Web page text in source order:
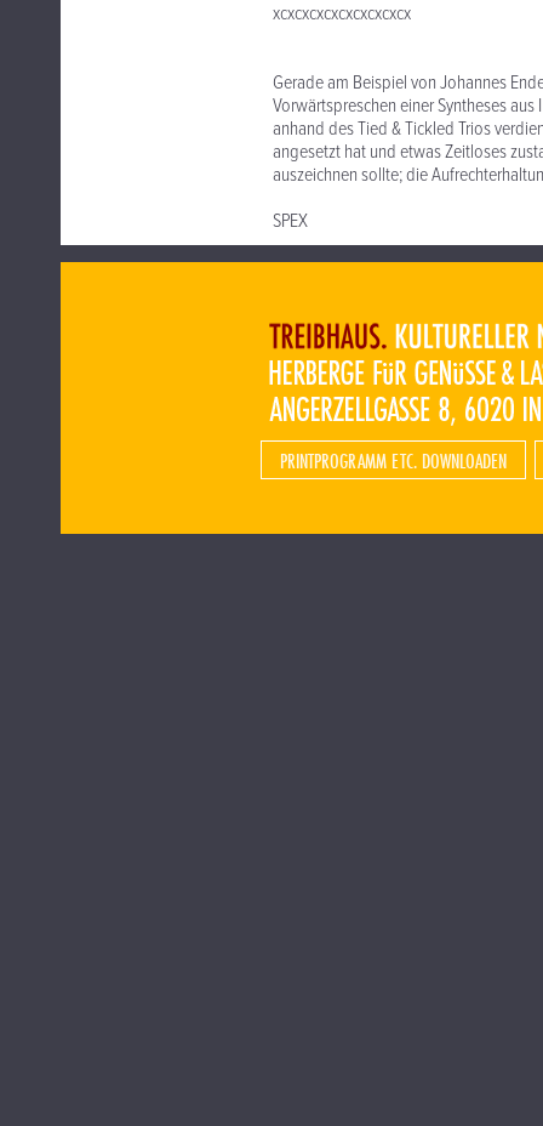
xcxcxcxcxcxcxcxcxcx
Gerade am Beispiel von Johannes
Vorwärtspreschen einer Syntheses
anhand des Tied & Tickled Trios
angesetzt hat und etwas Zeitloses
auszeichnen sollte; die
SPEX
PRINTPROGRAMM ETC. DOWNLOADEN